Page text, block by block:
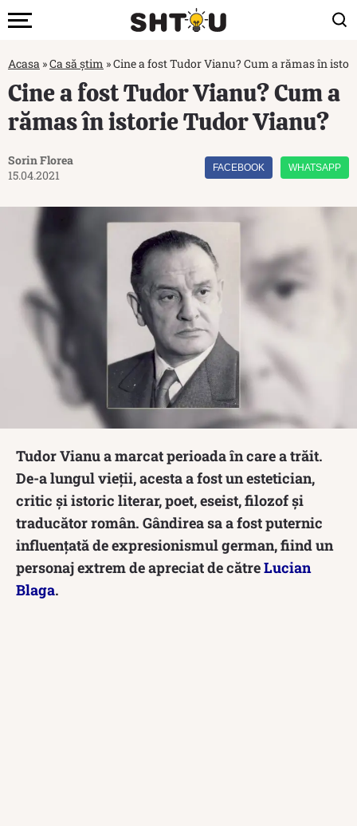
Acasa »Ca să știm »Cine a fost Tudor Vianu? Cum a rămas în
Cine a fost Tudor Vianu? Cum a
rămas în istorie Tudor Vianu?
Sorin Florea
15.04.2021
FACEBOOK WHATSAPP
Tudor Vianu a marcat perioada în care a trăit.
De-a lungul vieții, acesta a fost un estetician,
critic și istoric literar, poet, eseist, filozof și
traducător român. Gândirea sa a fost puternic
influențată de expresionismul german, fiind un
personaj extrem de apreciat de cătreLucian
Blaga.